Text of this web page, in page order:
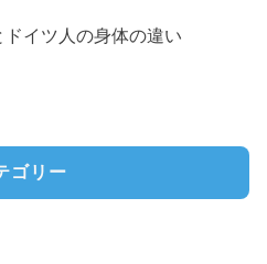
ドイツ人の身体の違い
ゴリー